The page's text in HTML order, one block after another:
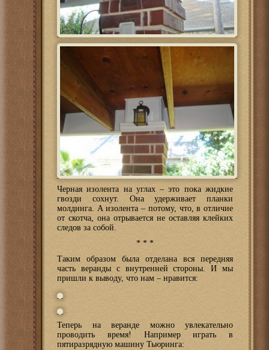
Черная изолента на углах – это пока жидкие
гвозди сохнут. Она удерживает планки
молдинга. А изолента – потому, что, в отличие
от скотча, она отрывается не оставляя клейких
следов за собой.
* * *
Таким образом была отделана вся передняя
часть веранды с внутренней стороны. И мы
пришли к выводу, что нам – нравится:
Теперь на веранде можно увлекательно
проводить время! Например играть в
пятиразрядную машину Тьюринга: